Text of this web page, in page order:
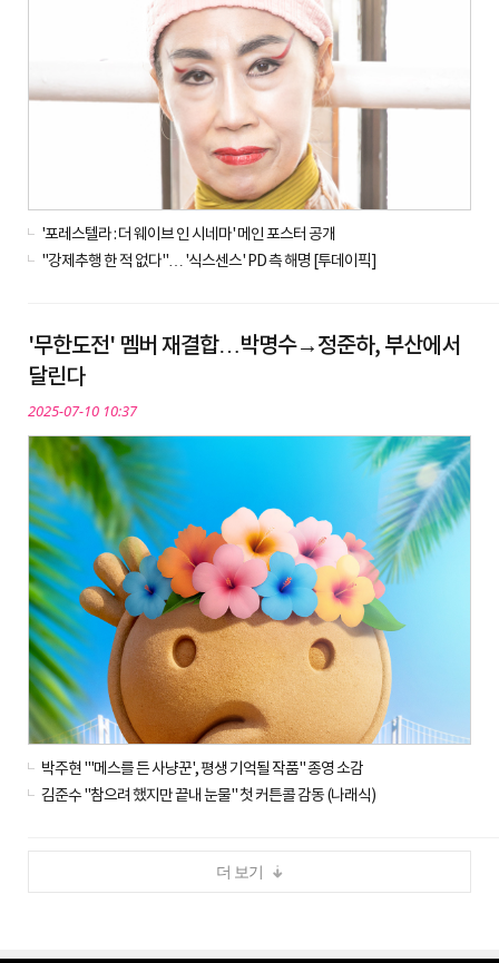
'포레스텔라 : 더 웨이브 인 시네마' 메인 포스터 공개
"강제추행 한 적 없다"… '식스센스' PD 측 해명 [투데이픽]
'무한도전' 멤버 재결합…박명수→정준하, 부산에서
달린다
2025-07-10 10:37
박주현 "'메스를 든 사냥꾼', 평생 기억될 작품" 종영 소감
김준수 "참으려 했지만 끝내 눈물" 첫 커튼콜 감동 (나래식)
더 보기